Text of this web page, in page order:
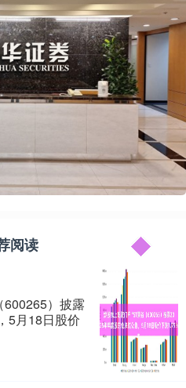
阅读
）披露
5月18日股价